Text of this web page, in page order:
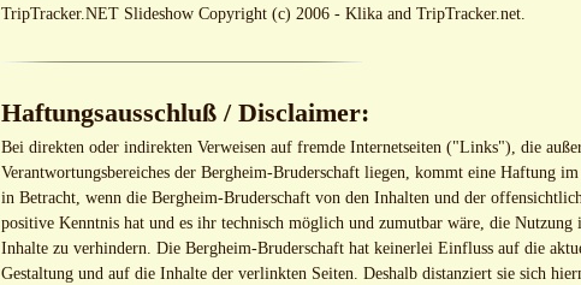
TripTracker.NET Slideshow Copyright (c) 2006 - Klika and TripTracker.net.
Haftungsausschluß / Disclaimer:
Bei direkten oder indirekten Verweisen auf fremde Internetseiten ("Links"), die
Verantwortungsbereiches der Bergheim-Bruderschaft liegen, kommt eine Haftung
in Betracht, wenn die Bergheim-Bruderschaft von den Inhalten und der
positive Kenntnis hat und es ihr technisch möglich und zumutbar wäre, die
Inhalte zu verhindern. Die Bergheim-Bruderschaft hat keinerlei Einfluss auf die
Gestaltung und auf die Inhalte der verlinkten Seiten. Deshalb distanziert sie sich